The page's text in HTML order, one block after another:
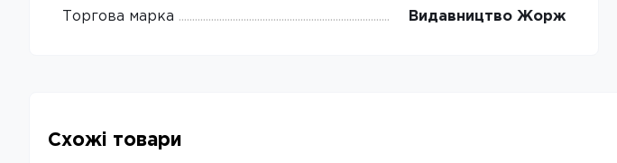
Торгова марка Видавництво Жорж
Схожі товари